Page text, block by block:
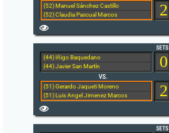
(52) Manuel Sánchez Castillo
(52) Claudia Pascual Marcos
2
(44) Iñigo Baquedano
(44) Javier San Martín
(51) Gerardo Jaqueti Moreno
(51) Luis Angel Jimenez Marcos
0
2